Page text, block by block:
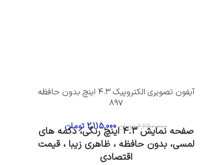
آیفون تصویری الکتروپیک ۴.۳ اینچ بدون حافظه
۸۹۷
2,250,000 تومان 2,115,000تومان
صفحه نمایش 4.3 اینچ رنگی، دکمه های
لمسی، بدون حافظه ، ظاهری زیبا ، قیمت
اقتصادی